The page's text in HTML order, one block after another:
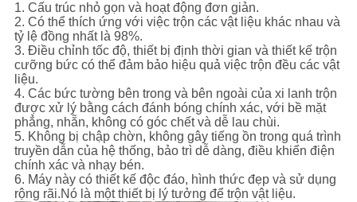
1. Cấu trúc nhỏ gọn và hoạt động đơn giản.
2. Có thể thích ứng với việc trộn các vật liệu khác nhau và
tỷ lệ đồng nhất là 98%.
3. Điều chỉnh tốc độ, thiết bị định thời gian và thiết kế trộn
cưỡng bức có thể đảm bảo hiệu quả việc trộn đều các vật
liệu.
4. Các bức tường bên trong và bên ngoài của xi lanh trộn
được xử lý bằng cách đánh bóng chính xác, với bề mặt
phẳng, nhẵn, không có góc chết và dễ lau chùi.
5. Không bị chập chờn, không gây tiếng ồn trong quá trình
truyền dẫn của hệ thống, bảo trì dễ dàng, điều khiển điện
chính xác và nhạy bén.
6. Máy này có thiết kế độc đáo, hình thức đẹp và sử dụng
rộng rãi.Nó là một thiết bị lý tưởng để trộn vật liệu.